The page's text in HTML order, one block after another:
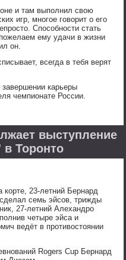
и там выполнил свою
игр, многое говорит о его
Способности стать
ему удачи в жизни
он.
всегда в тебя верят
карьеры
чемпионате России.
выступление
в Торонто
корте, 23-летний Бернард
семь эйсов, трижды
27-летний Алехандро
четыре эйса и
ведёт в противостоянии
Rogers Cup Бернард